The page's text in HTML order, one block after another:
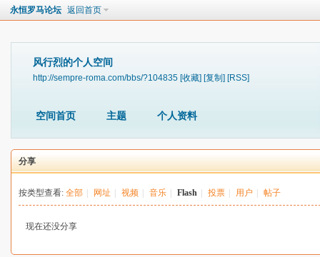
永恒罗马论坛 返回首页
风行烈的个人空间
http://sempre-roma.com/bbs/?104835 [收藏] [复制] [RSS]
空间首页 主题 个人资料
分享
按类型查看: 全部 网址 视频 音乐 Flash 投票 用户 帖子
现在还没分享